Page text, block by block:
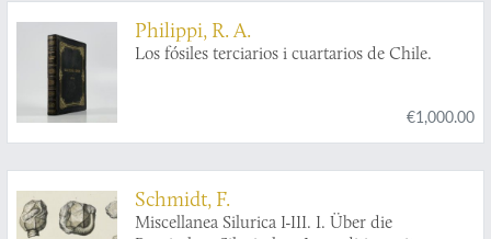
Philippi, R. A.
Los fósiles terciarios i cuartarios de Chile.
€1,000.00
Schmidt, F.
Miscellanea Silurica I-III. I. Über die